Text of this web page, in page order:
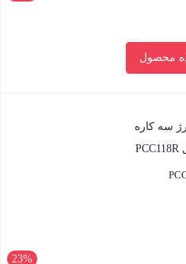
محصول
23%